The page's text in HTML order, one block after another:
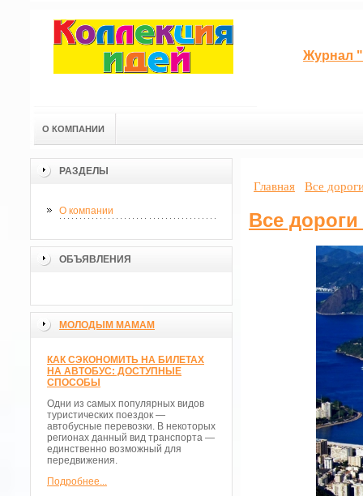
Журнал
О КОМПАНИИ
РАЗДЕЛЫ
О компании
ОБЪЯВЛЕНИЯ
МОЛОДЫМ МАМАМ
КАК СЭКОНОМИТЬ НА БИЛЕТАХ
НА АВТОБУС: ДОСТУПНЫЕ
СПОСОБЫ
Одни из самых популярных видов
туристических поездок —
автобусные перевозки. В некоторых
регионах данный вид транспорта —
единственно возможный для
передвижения.
Подробнее...
Главная Все
Все